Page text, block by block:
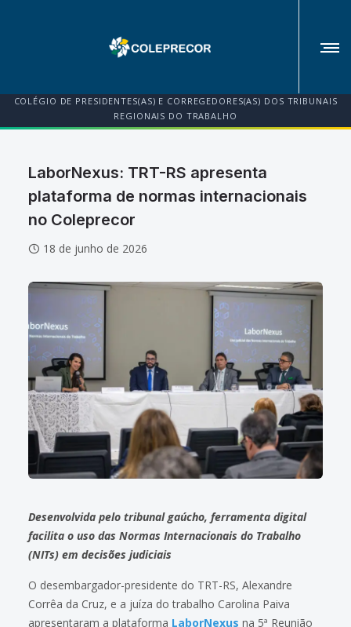
COLÉGIO DE PRESIDENTES(AS) E CORREGEDORES(AS) DOS TRIBUNAIS
REGIONAIS DO TRABALHO
LaborNexus: TRT-RS apresenta
plataforma de normas internacionais
no Coleprecor
18 de junho de 2026
Desenvolvida pelo tribunal gaúcho, ferramenta digital
facilita o uso das Normas Internacionais do Trabalho
(NITs) em decisões judiciais
O desembargador-presidente do TRT-RS, Alexandre
Corrêa da Cruz, e a juíza do trabalho Carolina Paiva
apresentaram a plataforma LaborNexus na 5ª Reunião